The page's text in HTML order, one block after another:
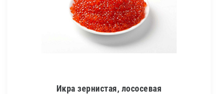
Икра зернистая, лососевая